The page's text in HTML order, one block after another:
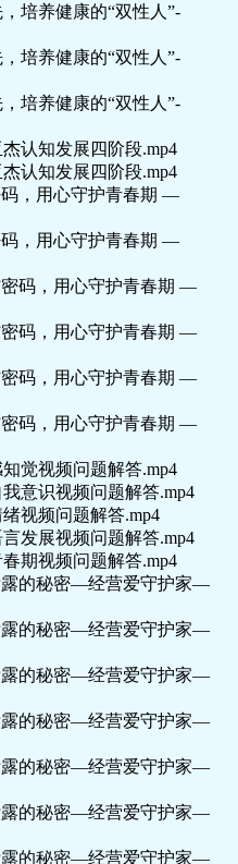
培养健康的“双性人”-
培养健康的“双性人”-
培养健康的“双性人”-
认知发展四阶段.mp4
认知发展四阶段.mp4
码，用心守护青春期 —
码，用心守护青春期 —
密码，用心守护青春期 —
密码，用心守护青春期 —
密码，用心守护青春期 —
密码，用心守护青春期 —
觉视频问题解答.mp4
意识视频问题解答.mp4
视频问题解答.mp4
发展视频问题解答.mp4
期视频问题解答.mp4
露的秘密—经营爱守护家—
露的秘密—经营爱守护家—
露的秘密—经营爱守护家—
露的秘密—经营爱守护家—
露的秘密—经营爱守护家—
露的秘密—经营爱守护家—
露的秘密—经营爱守护家—